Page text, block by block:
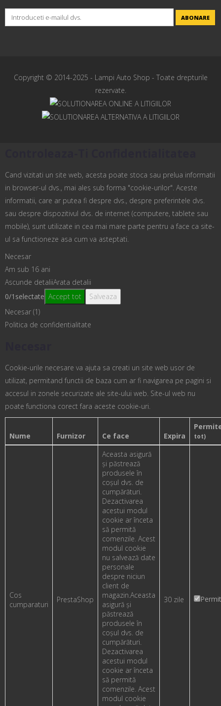
ABONARE
Copyright © 2014-2025 - Lampi Auto Shop - Toate drepturile
rezervate.
Cand vizitati un site web, acesta poate stoca sau prelua informatii
in browser-ul dvs., mai ales sub forma "cookie-urilor". Aceste
informatii, care ar putea fi despre dvs., despre preferintele dvs.
sau despre dispozitivul dvs. de internet (computere, tablete sau
mobile), sunt utilizate in cea mai mare parte pentru a face ca site-
ul sa functioneze asa cum va asteptati.
Necesar
Am sub 16 ani
Ascunde detaliiArata detalii
0/1 selectate Accept tot
Salveaza
Necesar (1)
Politica de confidentialitate
Cookie-urile necesare va ajuta sa creati un site web usor de
utilizat, permitand functii de baza cum ar fi navigarea pe pagini si
accesul in zonele securizate ale site-ului web. Site-ul web nu
poate functiona corect fara aceste cookie-uri.
Nume Furnizor Ce face Expira tot)
Cos
cumparaturi
PrestaShop
Aceasta asigură
și păstrează
produsele în
coșul dvs. de
cumpărături.
Dezactivarea
acestui modul
cookie ar înceta
să permită
comenzile. Acest
modul cookie
nu salvează date
personale
despre niciun
client de
magazin.Aceasta
asigură și
păstrează
produsele în
coșul dvs. de
cumpărături.
Dezactivarea
acestui modul
cookie ar înceta
să permită
comenzile. Acest
modul cookie
30 zile